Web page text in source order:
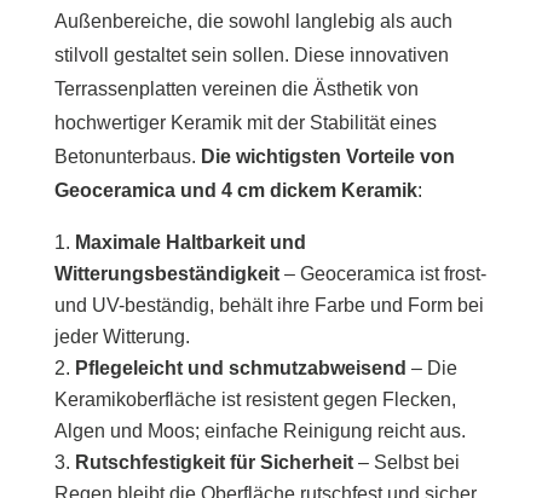
Außenbereiche, die sowohl langlebig als auch
stilvoll gestaltet sein sollen. Diese innovativen
Terrassenplatten vereinen die Ästhetik von
hochwertiger Keramik mit der Stabilität eines
Betonunterbaus. Die wichtigsten Vorteile von
Geoceramica und 4 cm dickem Keramik:
Maximale Haltbarkeit und
Witterungsbeständigkeit– Geoceramica ist frost-
und UV-beständig, behält ihre Farbe und Form bei
jeder Witterung.
Pflegeleicht und schmutzabweisend – Die
Keramikoberfläche ist resistent gegen Flecken,
Algen und Moos; einfache Reinigung reicht aus.
Rutschfestigkeit für Sicherheit– Selbst bei
Regen bleibt die Oberfläche rutschfest und sicher